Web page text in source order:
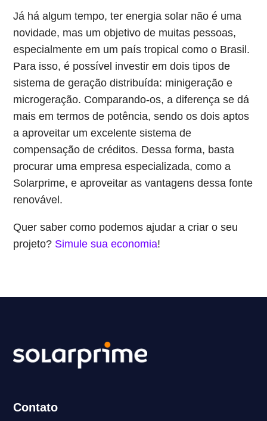
Já há algum tempo, ter energia solar não é uma
novidade, mas um objetivo de muitas pessoas,
especialmente em um país tropical como o Brasil.
Para isso, é possível investir em dois tipos de
sistema de geração distribuída: minigeração e
microgeração. Comparando-os, a diferença se dá
mais em termos de potência, sendo os dois aptos
a aproveitar um excelente sistema de
compensação de créditos. Dessa forma, basta
procurar uma empresa especializada, como a
Solarprime, e aproveitar as vantagens dessa fonte
renovável.
Quer saber como podemos ajudar a criar o seu
projeto? Simule sua economia!
Contato